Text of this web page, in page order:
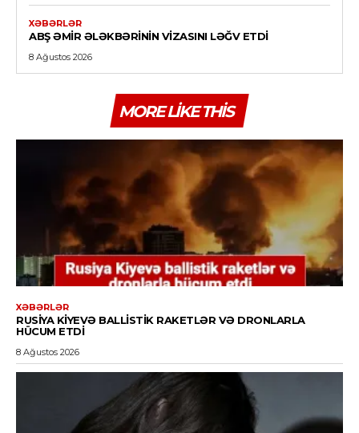
XƏBƏRLƏR
ABŞ ƏMIR ƏLƏKBƏRININ VIZASINI LƏĞV ETDI
8 Ağustos 2026
MORE LIKE THIS
XƏBƏRLƏR
RUSIYA KIYEVƏ BALLISTIK RAKETLƏR VƏ DRONLARLA
HÜCUM ETDI
8 Ağustos 2026